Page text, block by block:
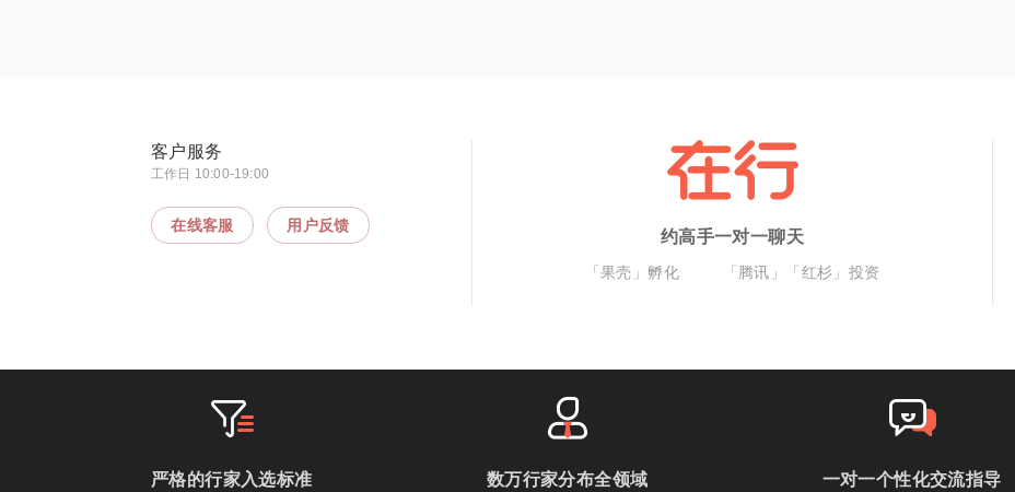
客户服务
工作日 10:00-19:00
在线客服 用户反馈
约高手一对一聊天
「果壳」孵化 「腾讯」「红杉」投资
严格的行家入选标准 数万行家分布全领域 一对一个性化交流指导